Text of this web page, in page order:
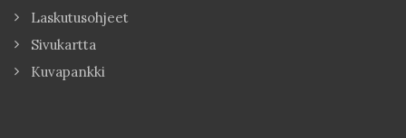
Laskutusohjeet
Sivukartta
Kuvapankki